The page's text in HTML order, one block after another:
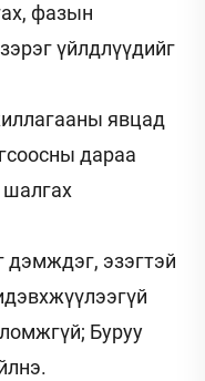
фазын
үйлдлүүдийг
явцад
дараа
шалгах
дэмждэг, эзэгтэй
Буруу